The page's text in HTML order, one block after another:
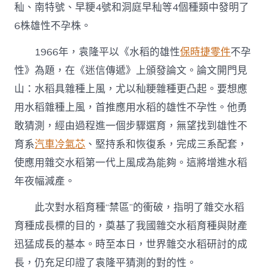
秈、南特號、早粳4號和洞庭早秈等4個種類中發明了
6株雄性不孕株。
1966年，袁隆平以《水稻的雄性保時捷零件不孕
性》為題，在《迷信傳遞》上頒發論文。論文開門見
山：水稻具雜種上風，尤以秈粳雜種更凸起。要想應
用水稻雜種上風，首推應用水稻的雄性不孕性。他勇
敢猜測，經由過程進一個步驟選育，無望找到雄性不
育系汽車冷氣芯 、堅持系和恢復系，完成三系配套，
使應用雜交水稻第一代上風成為能夠。這將增進水稻
年夜幅減產。
此次對水稻育種“禁區”的衝破，指明了雜交水稻
育種成長標的目的，奠基了我國雜交水稻育種與財產
迅猛成長的基本。時至本日，世界雜交水稻研討的成
長，仍充足印證了袁隆平猜測的對的性。